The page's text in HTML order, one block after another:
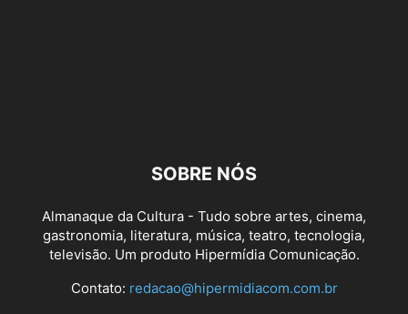
SOBRE NÓS
Almanaque da Cultura - Tudo sobre artes, cinema,
gastronomia, literatura, música, teatro, tecnologia,
televisão. Um produto Hipermídia Comunicação.
Contato: redacao@hipermidiacom.com.br